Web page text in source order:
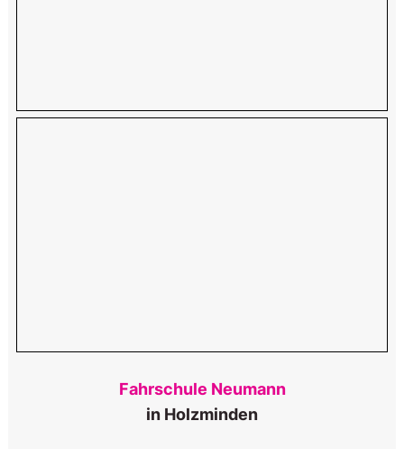
Fahrschule Neumann
in Holzminden